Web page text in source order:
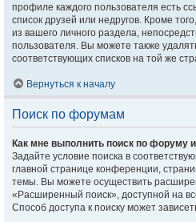
профиле каждого пользователя есть
список друзей или недругов. Кроме
из вашего личного раздела,
пользователя. Вы можете также
соответствующих списков на той же
Вернуться к началу
Поиск по форумам
Как мне выполнить поиск по форуму
Задайте условие поиска в
главной странице конференции,
темы. Вы можете осуществить
«Расширенный поиск», доступной на
Способ доступа к поиску может